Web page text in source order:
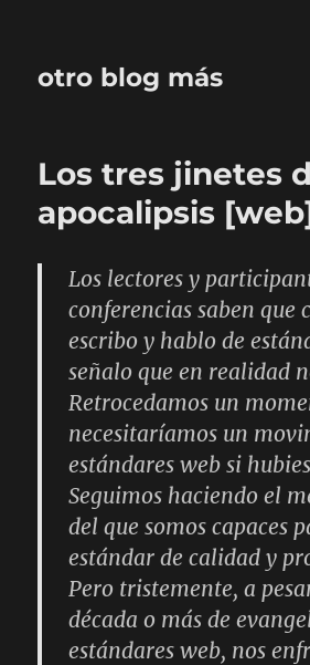
otro blog más
Los tres jinetes
apocalipsis
Los lectores y
conferencias saben que
escribo y hablo de
señalo que en realidad
Retrocedamos un
necesitaríamos un
estándares web si
Seguimos haciendo el
del que somos capaces
estándar de calidad y
Pero tristemente, a
década o más de
estándares web, nos